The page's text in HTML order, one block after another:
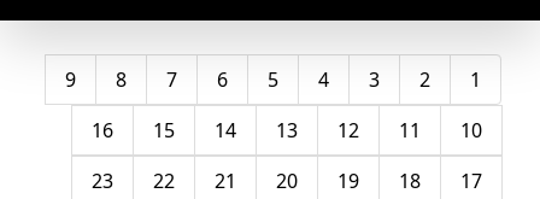
1
2
3
4
5
6
7
8
9
10
11
12
13
14
15
16
17
18
19
20
21
22
23